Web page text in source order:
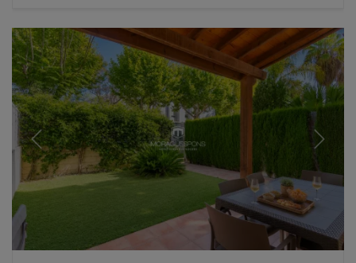
Previous Next